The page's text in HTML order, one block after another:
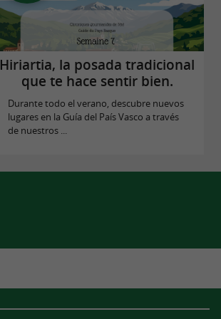
Hiriartia, la posada tradicional
que te hace sentir bien.
Durante todo el verano, descubre nuevos
lugares en la Guía del País Vasco a través
de nuestros ...